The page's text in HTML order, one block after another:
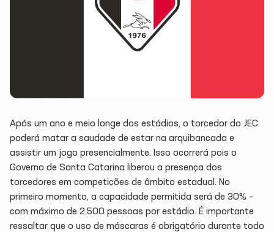
Após um ano e meio longe dos estádios, o torcedor do JEC
poderá matar a saudade de estar na arquibancada e
assistir um jogo presencialmente. Isso ocorrerá pois o
Governo de Santa Catarina liberou a presença dos
torcedores em competições de âmbito estadual. No
primeiro momento, a capacidade permitida será de 30% –
com máximo de 2.500 pessoas por estádio. É importante
ressaltar que o uso de máscaras é obrigatório durante todo